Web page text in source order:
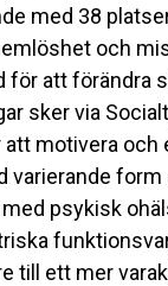
med 38
och
för att förändra
sker via
att motivera och
varierande form
psykisk
till ett mer